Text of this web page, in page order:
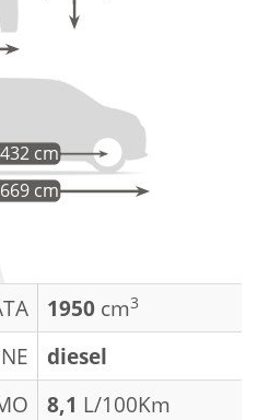
669 cm
432 cm
1950 cm3
diesel
8,1 L/100Km